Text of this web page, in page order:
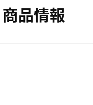
商品情報